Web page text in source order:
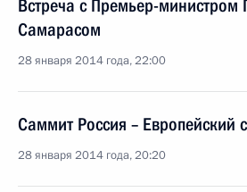
Встреча с Премьер-министром
Самарасом
28 января 2014 года, 22:00
Саммит Россия – Европейский
28 января 2014 года, 20:20